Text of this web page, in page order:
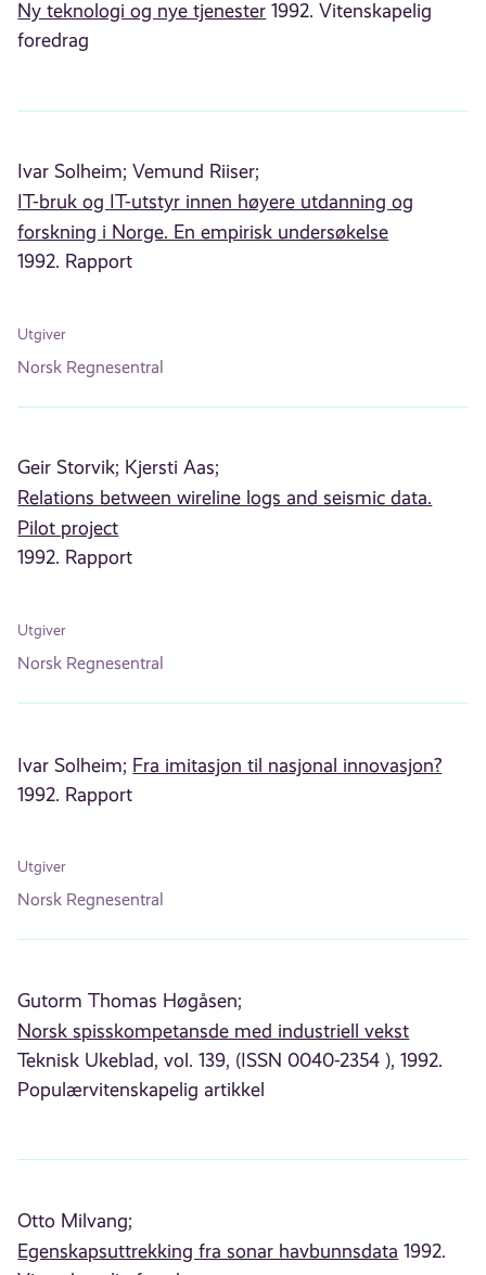
Ny teknologi og nye tjenester 1992. Vitenskapelig
foredrag
Ivar Solheim; Vemund Riiser;
IT-bruk og IT-utstyr innen høyere utdanning og
forskning i Norge. En empirisk undersøkelse
1992. Rapport
Utgiver
Norsk Regnesentral
Geir Storvik; Kjersti Aas;
Relations between wireline logs and seismic data.
Pilot project
1992. Rapport
Utgiver
Norsk Regnesentral
Ivar Solheim; Fra imitasjon til nasjonal innovasjon?
1992. Rapport
Utgiver
Norsk Regnesentral
Gutorm Thomas Høgåsen;
Norsk spisskompetansde med industriell vekst
Teknisk Ukeblad, vol. 139, (ISSN 0040-2354 ), 1992.
Populærvitenskapelig artikkel
Otto Milvang;
Egenskapsuttrekking fra sonar havbunnsdata 1992.